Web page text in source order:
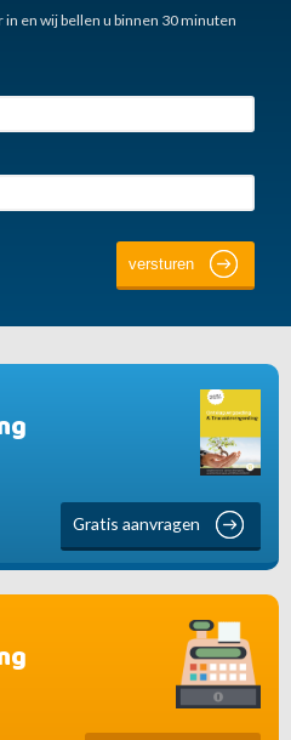
Gratis aanvragen
en wij bellen u binnen 30 minuten